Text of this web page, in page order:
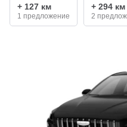
+ 127 км
1 предложение
+ 294 км
2